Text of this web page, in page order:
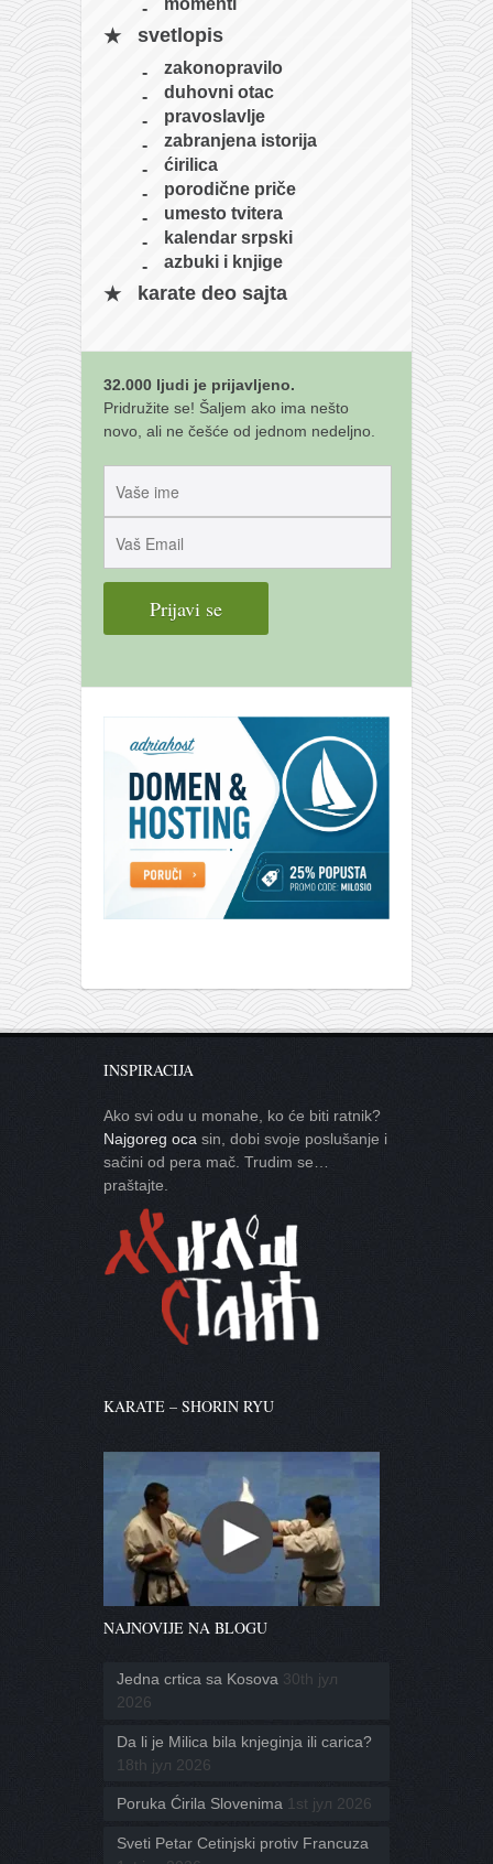
svetlopis
zakonopravilo
duhovni otac
pravoslavlje
zabranjena istorija
ćirilica
porodične priče
umesto tvitera
kalendar srpski
azbuki i knjige
karate deo sajta
32.000 ljudi je prijavljeno.
Pridružite se! Šaljem ako ima nešto
novo, ali ne češće od jednom nedeljno.
INSPIRACIJA
Ako svi odu u monahe, ko će biti ratnik?
Najgoreg oca sin, dobi svoje poslušanje i
sačini od pera mač. Trudim se…
praštajte.
KARATE – SHORIN RYU
NAJNOVIJE NA BLOGU
Jedna crtica sa Kosova 30th јул
2026
Da li je Milica bila knjeginja ili carica?
18th јул 2026
Poruka Ćirila Slovenima 1st јул 2026
Sveti Petar Cetinjski protiv Francuza